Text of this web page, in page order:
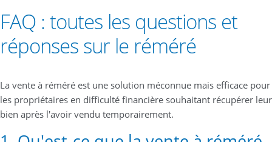
FAQ : toutes les questions et
réponses sur le réméré
La vente à réméré est une solution méconnue mais efficace pour
les propriétaires en difficulté financière souhaitant récupérer leur
bien après l'avoir vendu temporairement.